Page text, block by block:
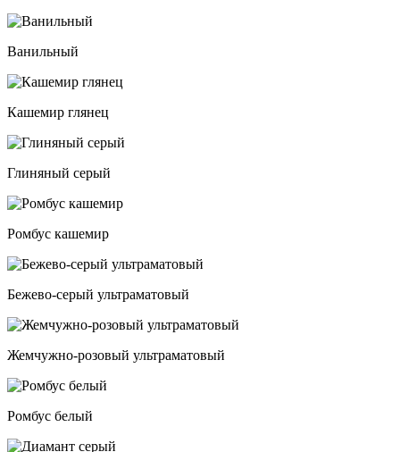
Ванильный
Кашемир глянец
Глиняный серый
Ромбус кашемир
Бежево-серый ультраматовый
Жемчужно-розовый ультраматовый
Ромбус белый